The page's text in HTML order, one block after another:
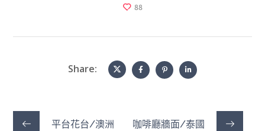
88
Share:
平台花台/澳洲 咖啡廳牆面/泰國